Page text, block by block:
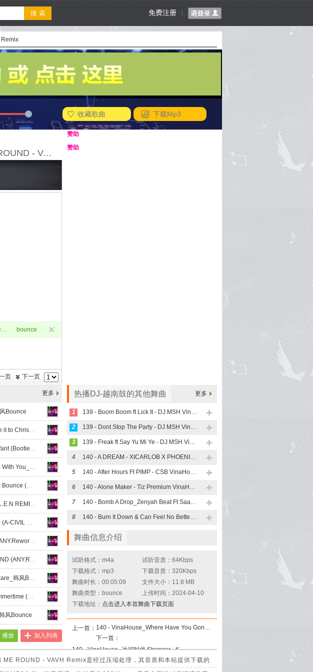
免费注册
Remix
下载Mp3
收藏歌曲
140 - VinaHouse_乐巢会 YOU SPIN ME ROUND - VAVH Remix
140 - VinaHouse_乐巢会 YOU SPIN ME ROUND - VAVH Remix bounce
下一页
页
赞助
赞助
更多
Bounce
10B - 143 - Alessia Cara - Make it to Christmas (Doha Remix)_韩风Bounce
11A - 140 - Tell Me What You Want (Bootleg).com_韩风Bounce
11B - 140 - Asher Monroe-Here With You_韩风Bounce
11B - 140 - Don-T Stop Fxxking Bounce (DJ Thome Rework)_韩风Bounce
11B - 140 - Get On Down-[G.A.L.E.N REMIX)_韩风Bounce
11B - 140 - I Could Be The One (A-CIVIL Remix)_韩风Bounce
11B - 140 - KANES - Let s Go (ANY.Rework)_韩风Bounce
11B - 140 - MELBOURNE SOUND (ANY.Rework)_韩风Bounce
11B - 140 - Voglio Vederti Danzare_韩风Bounce
12A - 140 - Lana Del Ray - Summertime (SORRYBADA REMIX)_韩风Bounce
风Bounce
加入列表
播放
热播DJ-越南鼓的其他舞曲 更多
1 139 - Boom Boom ft Lick It - DJ MSH VinaHouse Mix
2 139 - Dont Stop The Party - DJ MSH VinaHouse Mix
3 139 - Freak ft Say Yu Mi Ye - DJ MSH VinaHouse Mix
4 140 - A DREAM - XICARLOB X PHOENIX VinaHouse Mix
5 140 - After Hours Ft PIMP - CSB VinaHouse Mix
6 140 - Alone Maker - Tiz Premium VinaHouse Mix
7 140 - Bomb A Drop_Zenyah Beat Ft Saa Minxee Ft Family Bass VinaHouse Mix
8 140 - Burn It Down & Can Feel No Better - ARS VinaHouse Mix
舞曲信息介绍
试听格式：m4a
试听音质：64Kbps
下载格式：mp3
下载音质：320Kbps
舞曲时长：00:05:09
文件大小：11.8 MB
舞曲类型：bounce
上传时间：2024-04-10
下载地址： 点击进入本首舞曲下载页面
上一首：
140 - VinaHouse_Where Have You Gone - Tybo Remix
下一首：
140 - VinaHouse_冰河时代 Stronger - Ka Minn Remix
ROUND - VAVH Remix是经过压缩处理，其音质和本站提供下载的